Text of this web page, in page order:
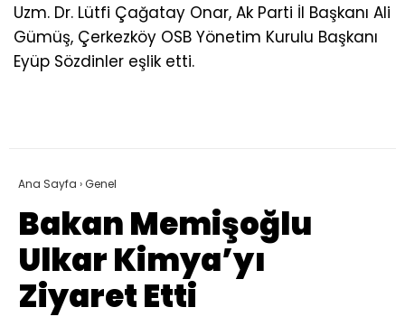
Uzm. Dr. Lütfi Çağatay Onar, Ak Parti İl Başkanı Ali
Gümüş, Çerkezköy OSB Yönetim Kurulu Başkanı
Eyüp Sözdinler eşlik etti.
Ana Sayfa ›Genel
Bakan Memişoğlu
Ulkar Kimya’yı
Ziyaret Etti